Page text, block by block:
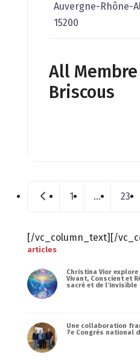
Auvergne-Rhône-
15200
All
Briscous
Posts navigation
Nouveaux postes
1 … 23
[/vc_column_text][/
articles
Christina Vior
Vivant, Conscient et
sacré et de l’invisible
Une collaboration
7e Congrès national